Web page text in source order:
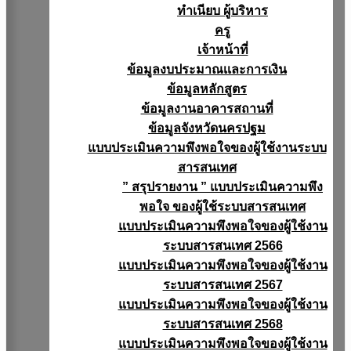
ทำเนียบ ผู้บริหาร
ครู
เจ้าหน้าที่
ข้อมูลงบประมาณเเละการเงิน
ข้อมูลหลักสูตร
ข้อมูลงานอาคารสถานที่
ข้อมูลจังหวัดนครปฐม
แบบประเมินความพึงพอใจของผู้ใช้งานระบบ
สารสนเทศ
” สรุปรายงาน ” แบบประเมินความพึง
พอใจ ของผู้ใช้ระบบสารสนเทศ
แบบประเมินความพึงพอใจของผู้ใช้งาน
ระบบสารสนเทศ 2566
แบบประเมินความพึงพอใจของผู้ใช้งาน
ระบบสารสนเทศ 2567
แบบประเมินความพึงพอใจของผู้ใช้งาน
ระบบสารสนเทศ 2568
แบบประเมินความพึงพอใจของผู้ใช้งาน